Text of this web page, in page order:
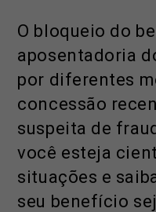
O bloqueio do
aposentadoria
por diferentes
concessão
suspeita de
você esteja
situações e
seu benefício